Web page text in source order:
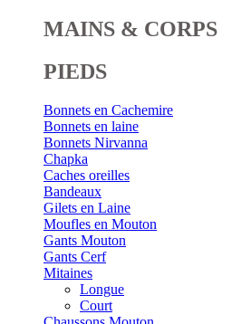
MAINS & CORPS
PIEDS
Bonnets en Cachemire
Bonnets en laine
Bonnets Nirvanna
Chapka
Caches oreilles
Bandeaux
Gilets en Laine
Moufles en Mouton
Gants Mouton
Gants Cerf
Mitaines
Longue
Court